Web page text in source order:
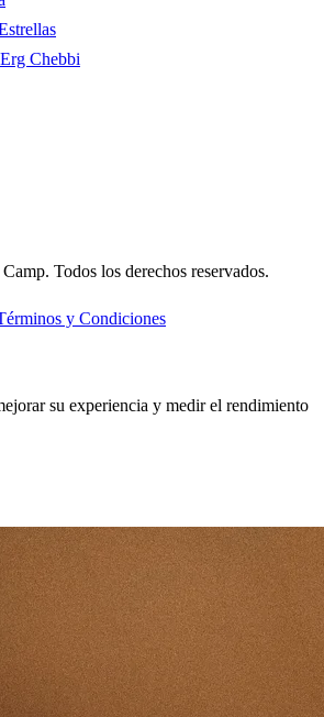
Chebbi
Todos los derechos reservados.
y Condiciones
su experiencia y medir el rendimiento